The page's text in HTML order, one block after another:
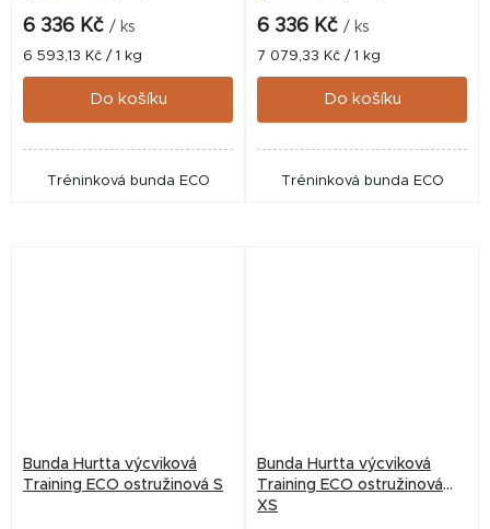
6 336 Kč / ks
Měrná
cena:
6 593,13 Kč / 1 kg
Do košíku
Tréninková bunda ECO
6 336 Kč / ks
Měrná
cena:
7 079,33 Kč / 1 kg
Do košíku
Tréninková bunda ECO
Bunda Hurtta výcviková
Training ECO ostružinová S
Bunda Hurtta výcviková
Training ECO ostružinová
XS